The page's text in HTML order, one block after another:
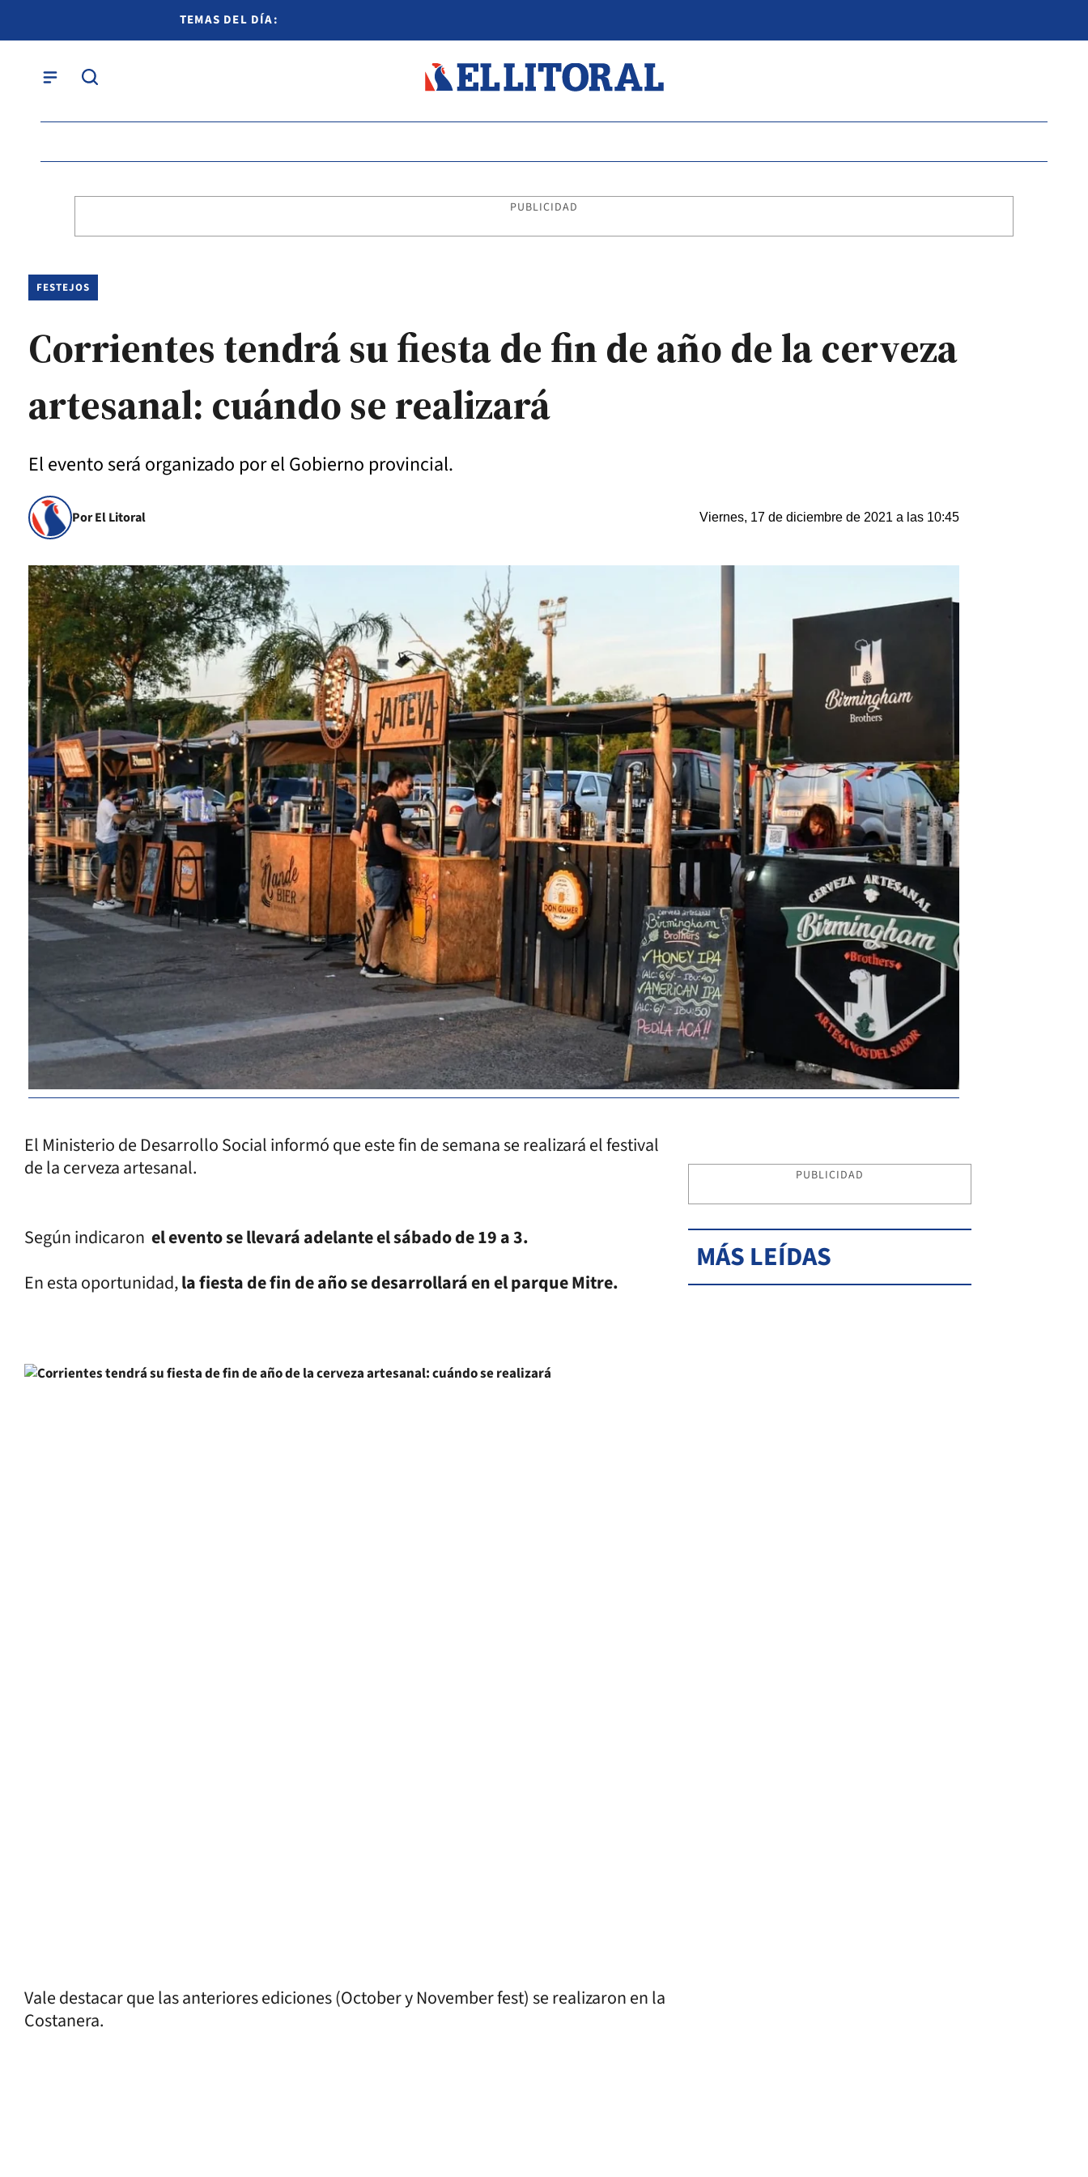
TEMAS DEL DÍA:
PUBLICIDAD
FESTEJOS
Corrientes tendrá su fiesta de fin de año de la cerveza
artesanal: cuándo se realizará
El evento será organizado por el Gobierno provincial.
Por El Litoral Viernes, 17 de diciembre de 2021 a las 10:45
El Ministerio de Desarrollo Social informó que este fin de semana se realizará el festival
de la cerveza artesanal.
Según indicaron el evento se llevará adelante el sábado de 19 a 3.
En esta oportunidad,la fiesta de fin de año se desarrollará en el parque Mitre.
Vale destacar que las anteriores ediciones (October y November fest) se realizaron en la
Costanera.
PUBLICIDAD
MÁS LEÍDAS